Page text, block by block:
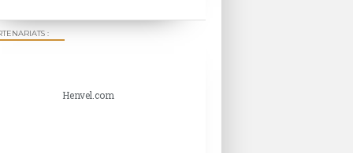
:
Henvel.com